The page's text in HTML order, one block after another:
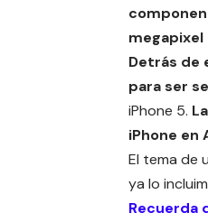
Detrás de
para ser
iPhone 5.
iPhone en
El tema de
ya lo
Recuerda